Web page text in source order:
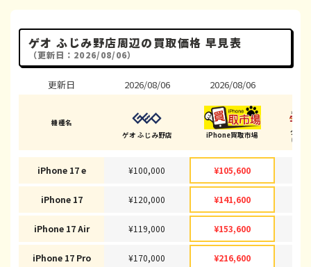
ゲオ ふじみ野店周辺の買取価格 早見表
（更新日：2026/08/06）
更新日
機種名
iPhone 17 e
iPhone 17
iPhone 17 Air
iPhone 17 Pro
2026/08/06
ゲオ ふじみ野店
¥100,000
¥120,000
¥119,000
¥170,000
2026/08/06
iPhone買取市場
¥105,600
¥141,600
¥153,600
¥216,600
ダイ
(ふじ